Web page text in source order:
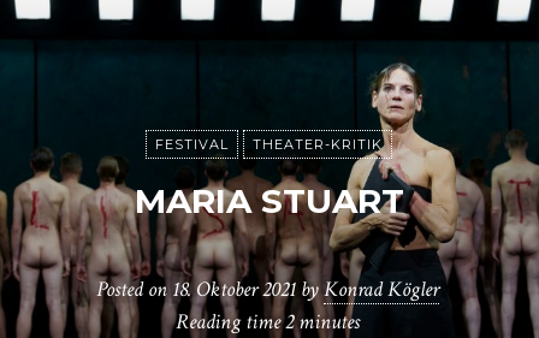
FESTIVAL THEATER-KRITIK
MARIA STUART
Posted on18. Oktober 2021 byKonrad Kögler
Reading time2 minutes